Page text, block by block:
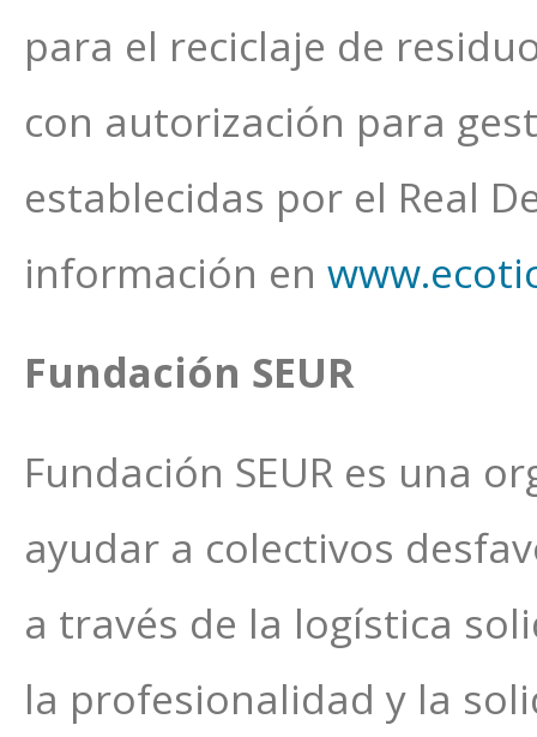
para el reciclaje de
con autorización para
establecidas por el Real
información en
Fundación SEUR
Fundación SEUR es una
ayudar a colectivos
a través de la logística
la profesionalidad y la